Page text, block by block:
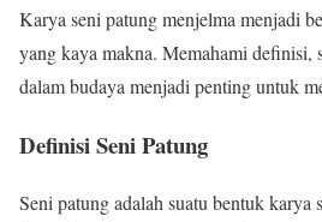
Karya seni patung menjelma menjadi
yang kaya makna. Memahami definisi,
dalam budaya menjadi penting untuk
Definisi Seni Patung
Seni patung adalah suatu bentuk karya